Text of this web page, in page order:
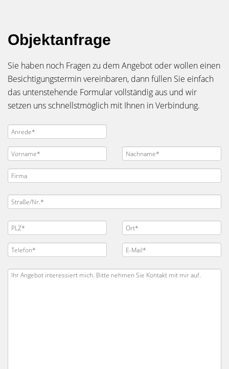
Objektanfrage
Sie haben noch Fragen zu dem Angebot oder wollen einen
Besichtigungstermin vereinbaren, dann füllen Sie einfach
das untenstehende Formular vollständig aus und wir
setzen uns schnellstmöglich mit Ihnen in Verbindung.